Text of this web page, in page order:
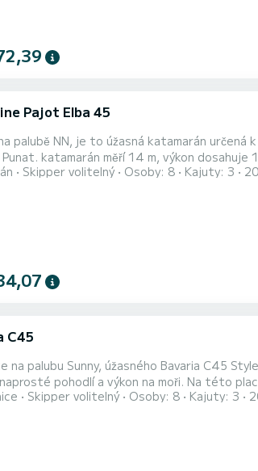
Pajot Elba 45
palubě NN, je to úžasná katamarán určená
m počet osob: 6, Loď je určena na okružní turistické
Skipper volitelný Osoby: 8 Kajuty: 3
C45
na palubu Sunny, úžasného Bavaria C45
na moři. Na této plachetnici dlouhé 14 metrů zažijete výjimečnou plavbu. Během plavby budete
8 cestujících a využívat jeho 3 kajuty s úplným pohodlím. Pro vaše pohodlí
Skipper volitelný Osoby: 8 Kajuty: 3